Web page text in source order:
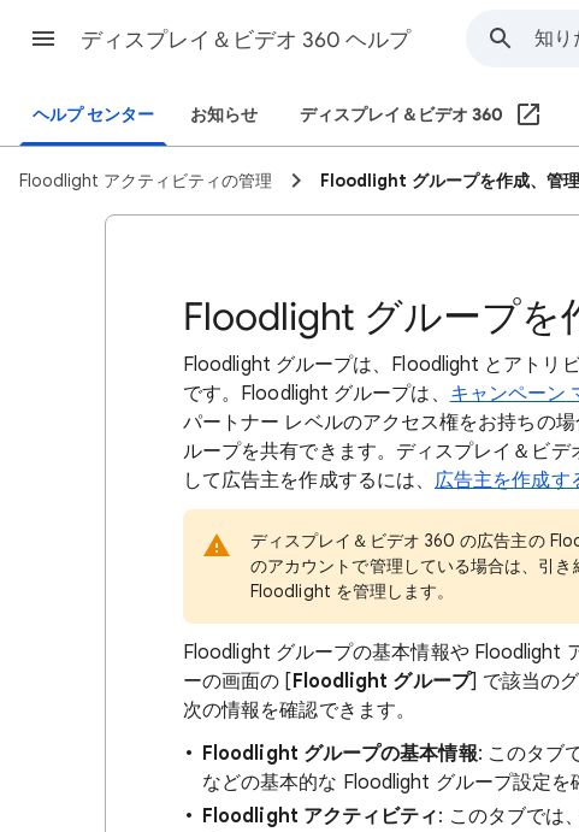
ディスプレイ＆ビデオ 360 ヘルプ
ヘルプ センター お知らせ ディスプレイ＆ビデオ 360
Floodlight アクティビティの管理 Floodlight グループを作成、管
Floodlight グループを
Floodlight グループは、Floodlight とアトリ
です。Floodlight グループは、 キャンペーン
パートナー レベルのアクセス権をお持ちの
ループを共有できます。ディスプレイ＆ビ
して広告主を作成するには、広告主を作成す
ディスプレイ＆ビデオ 360 の広告主の
のアカウントで管理している場合は、引
Floodlight を管理します。
Floodlight グループの基本情報や Floodlight
ーの画面の [Floodlight グループ] で該当の
次の情報を確認できます。
Floodlight グループの基本情報: このタブ
などの基本的な Floodlight グループ設定を
Floodlight アクティビティ: このタブでは